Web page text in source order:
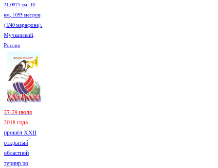
21,0975 км, 10
км, 1055 метров
(1/40 марафона).
Мучкапский,
Россия
27-29 июля
2018 года
прошёл XXII
открытый
областной
турнир по